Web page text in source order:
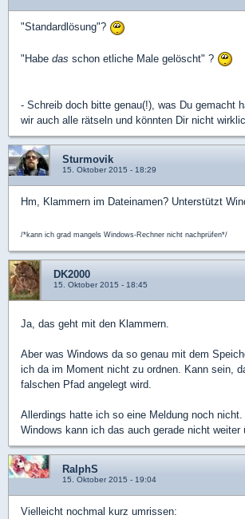
"Standardlösung"?
"Habe das schon etliche Male gelöscht" ?
- Schreib doch bitte genau(!), was Du gemacht
wir auch alle rätseln und könnten Dir nicht
Sturmovik
15. Oktober 2015 - 18:29
Hm, Klammern im Dateinamen? Unterstützt
/*kann ich grad mangels Windows-Rechner nicht nachprüfen*/
DK2000
15. Oktober 2015 - 18:45
Ja, das geht mit den Klammern.
Aber was Windows da so genau mit dem
ich da im Moment nicht zu ordnen. Kann sein,
falschen Pfad angelegt wird.
Allerdings hatte ich so eine Meldung noch nicht.
Windows kann ich das auch gerade nicht weiter
RalphS
15. Oktober 2015 - 19:04
Vielleicht nochmal kurz umrissen: